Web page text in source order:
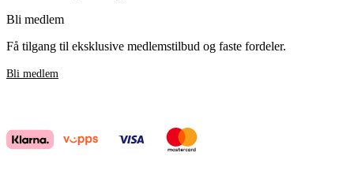
Bli medlem
Få tilgang til eksklusive medlemstilbud og faste fordeler.
Bli medlem